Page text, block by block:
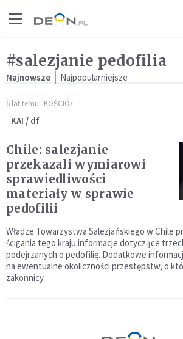
#salezjanie pedofilia
Najnowsze Najpopularniejsze
6 lat temu KOŚCIÓŁ
KAI / df
Chile: salezjanie
przekazali wymiarowi
sprawiedliwości
materiały w sprawie
pedofilii
Władze Towarzystwa Salezjańskiego w Chile
ścigania tego kraju informacje dotyczące
podejrzanych o pedofilię. Dodatkowe
na ewentualne okoliczności przestępstw, o
zakonnicy.